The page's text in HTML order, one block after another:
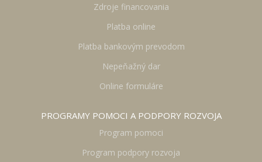
Zdroje financovania
Platba online
Platba bankovým prevodom
Nepeňažný dar
Online formuláre
PROGRAMY POMOCI A PODPORY ROZVOJA
Program pomoci
Program podpory rozvoja